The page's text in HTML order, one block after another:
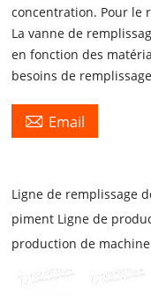
concentration. Pour le
La vanne de
en fonction des
besoins de
 Email
Ligne de remplissage
piment Ligne de
production de